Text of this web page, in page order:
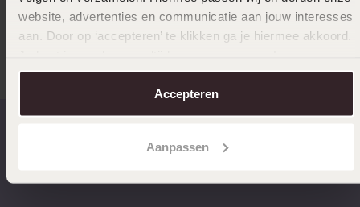
website, advertenties en communicatie aan jouw interesses
aan. Door op ‘accepteren’ te klikken ga je hiermee akkoord.
over in onscookiebeleid.
Accepteren
Aanpassen
Anderen kochten ook